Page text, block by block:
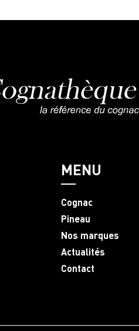
MENU
Cognac
Pineau
Nos marques
Actualités
Contact